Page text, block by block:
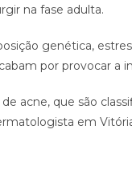
na fase adulta.
genética,
por provocar a
acne, que são
em